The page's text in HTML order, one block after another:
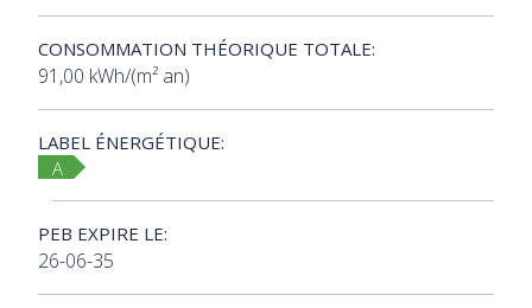
CONSOMMATION THÉORIQUE TOTALE:
91,00 kWh/(m² an)
LABEL ÉNERGÉTIQUE:
A
PEB EXPIRE LE:
26-06-35